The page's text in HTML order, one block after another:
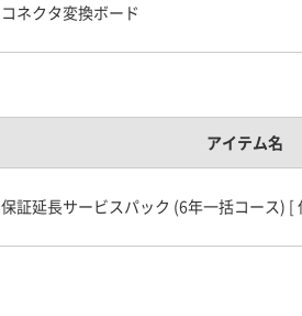
コネクタ変換ボード
アイテム名
保証延長サービスパック (6年一括コース) [